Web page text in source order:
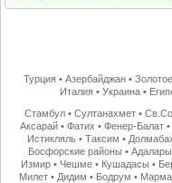
Турция •Азербайджан •
Италия• Украина•
Стамбул •Султанахмет •
Аксарай• Фатих • Фенер-Балат•
Истикляль• Таксим •
Босфорские районы •Адалары
Измир• Чешме• Кушадасы •
Милет• Дидим • Бодрум •